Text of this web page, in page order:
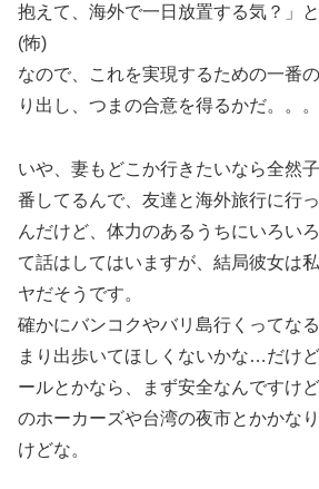
抱えて、海外で一日放置する気？」
(怖)
なので、これを実現するための一番
り出し、つまの合意を得るかだ。。。
いや、妻もどこか行きたいなら全然
番してるんで、友達と海外旅行に行
んだけど、体力のあるうちにいろい
て話はしてはいますが、結局彼女は
ヤだそうです。
確かにバンコクやバリ島行くってな
まり出歩いてほしくないかな…だけ
ールとかなら、まず安全なんですけ
のホーカーズや台湾の夜市とかかな
けどな。